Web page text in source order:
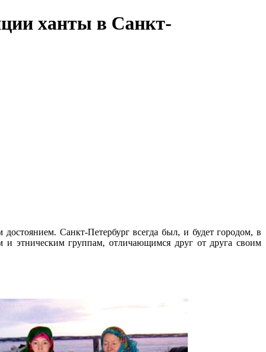
ханты в Санкт-
Санкт-Петербург всегда был, и будет городом, в
и этническим группам, отличающимся друг от друга своим